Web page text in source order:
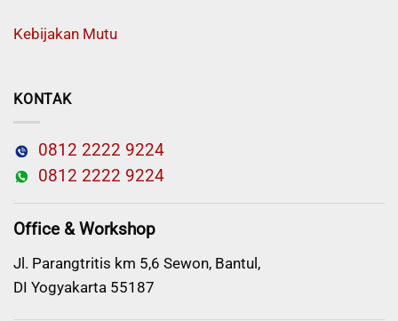
Kebijakan Mutu
KONTAK
0812 2222 9224
0812 2222 9224
Office & Workshop
Jl. Parangtritis km 5,6 Sewon, Bantul,
DI Yogyakarta 55187